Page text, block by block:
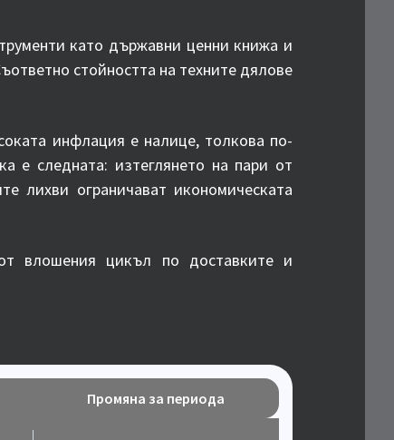
като държавни ценни книжа и
стойността на техните дялове
инфлация е налице, толкова по-
е следната: изтеглянето на пари от
лихви ограничават икономическата
влошения цикъл по доставките и
Промяна за периода